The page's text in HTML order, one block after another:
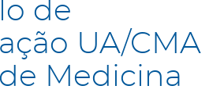
de
UA/CMA
Medicina